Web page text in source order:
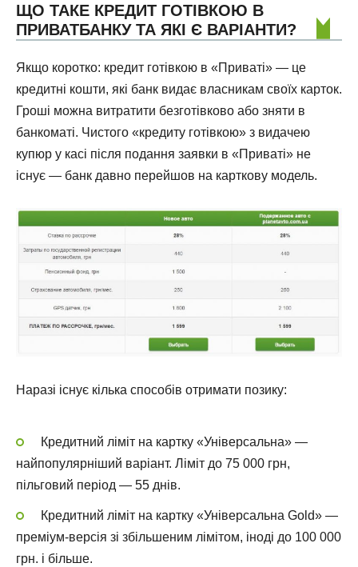
ЩО ТАКЕ КРЕДИТ ГОТІВКОЮ В
ПРИВАТБАНКУ ТА ЯКІ Є ВАРІАНТИ?
Якщо коротко: кредит готівкою в «Приваті» — це
кредитні кошти, які банк видає власникам своїх карток.
Гроші можна витратити безготівково або зняти в
банкоматі. Чистого «кредиту готівкою» з видачею
купюр у касі після подання заявки в «Приваті» не
існує — банк давно перейшов на карткову модель.
Наразі існує кілька способів отримати позику:
Кредитний ліміт на картку «Універсальна» —
найпопулярніший варіант. Ліміт до 75 000 грн,
пільговий період — 55 днів.
Кредитний ліміт на картку «Універсальна Gold» —
преміум-версія зі збільшеним лімітом, іноді до 100 000
грн. і більше.